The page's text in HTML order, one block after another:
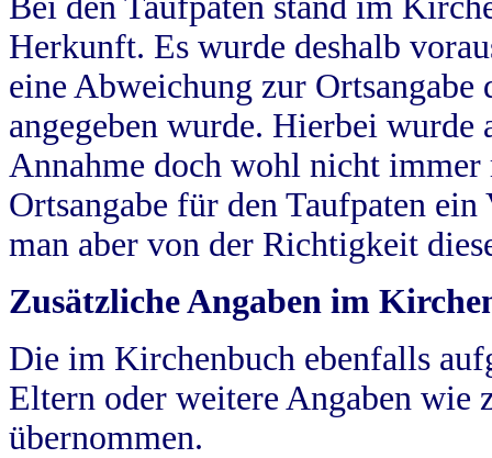
Herkunft. Es wurde deshalb
eine Abweichung zur
angegeben wurde. Hierbei wurde
Annahme doch wohl nicht
Ortsangabe für den Taufpaten
man aber von der Richtigkeit
Zusätzliche Angaben im
Die im Kirchenbuch ebenfalls
Eltern oder weitere Angaben wie
übernommen.